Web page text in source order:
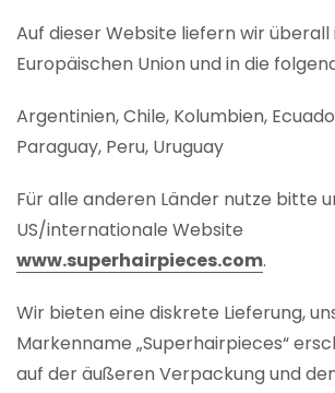
Auf dieser Website liefern wir überall
Europäischen Union und in die
Argentinien, Chile, Kolumbien,
Paraguay, Peru, Uruguay
Für alle anderen Länder nutze bitte
US/internationale Website
www.superhairpieces.com.
Wir bieten eine diskrete Lieferung,
Markenname „Superhairpieces“
auf der äußeren Verpackung und